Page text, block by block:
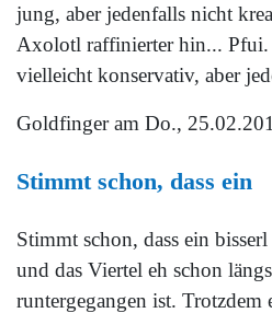
jung, aber jedenfalls nicht
Axolotl raffinierter hin...
vielleicht konservativ, aber
Goldfingeram Do.,
Stimmt schon, dass ein
Stimmt schon, dass ein
und das Viertel eh schon
runtergegangen ist. Trotzdem